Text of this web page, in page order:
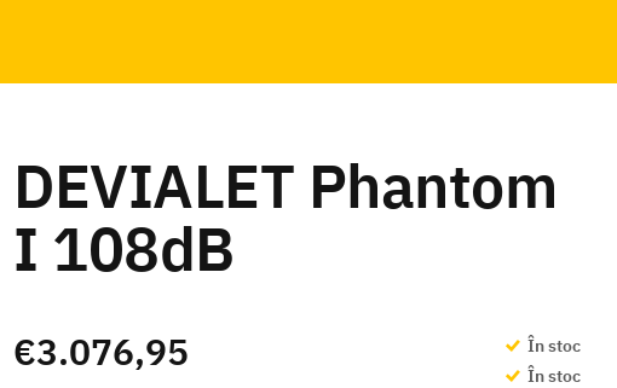
DEVIALET Phantom
I 108dB
€3.076,95
În stoc
În stoc